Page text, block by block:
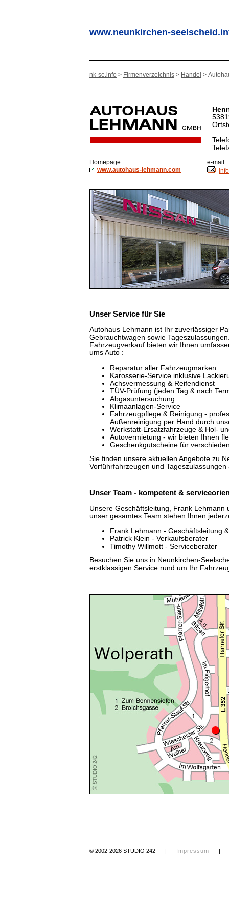
www.neunkirchen-
nk-se.info > Firmenverzeichnis > Handel >
Homepage :
www.autohaus-lehmann.com
e-mail :
Unser Service für Sie
Autohaus Lehmann ist Ihr zuverlässiger
Gebrauchtwagen sowie
Fahrzeugverkauf bieten wir Ihnen
ums Auto :
Reparatur aller Fahrzeugmarken
Karosserie-Service inklusive
Achsvermessung & Reifendienst
TÜV-Prüfung (jeden Tag & nach
Abgasuntersuchung
Klimaanlagen-Service
Fahrzeugpflege & Reinigung -
Außenreinigung per Hand durch
Werkstatt-Ersatzfahrzeuge & Hol-
Autovermietung - wir bieten Ihnen
Geschenkgutscheine für
Sie finden unsere aktuellen Angebote zu
Vorführfahrzeugen und
Unser Team - kompetent &
Unsere Geschäftsleitung, Frank Lehmann
unser gesamtes Team stehen Ihnen
Frank Lehmann - Geschäftsleitung
Patrick Klein - Verkaufsberater
Timothy Willmott - Serviceberater
Besuchen Sie uns in Neunkirchen-
erstklassigen Service rund um Ihr
© 2002-2026 STUDIO 242 | Impressum |